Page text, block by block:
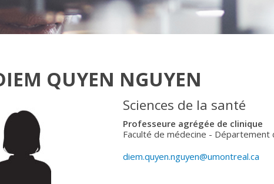
QUYEN NGUYEN
Sciences de la santé
Professeure agrégée de clinique
Faculté de médecine - Département
diem.quyen.nguyen@umontreal.ca